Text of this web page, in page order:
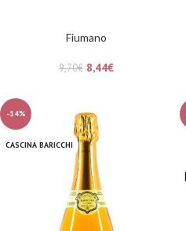
Fiumano
9,70€ 8,44€
-14%
CASCINA BARICCHI